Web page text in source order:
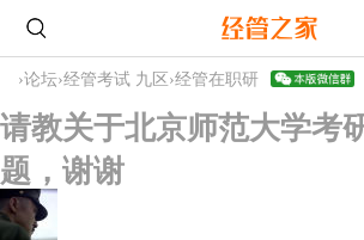
›论坛›经管考试 九区 ›经管在职研
请教关于北京师范大学考
题，谢谢